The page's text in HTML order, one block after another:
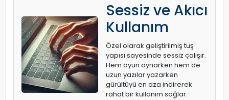
Sessiz ve Akıcı
Kullanım
Özel olarak geliştirilmiş tuş
yapısı sayesinde sessiz çalışır.
Hem oyun oynarken hem de
uzun yazılar yazarken
gürültüyü en aza indirerek
rahat bir kullanım sağlar.